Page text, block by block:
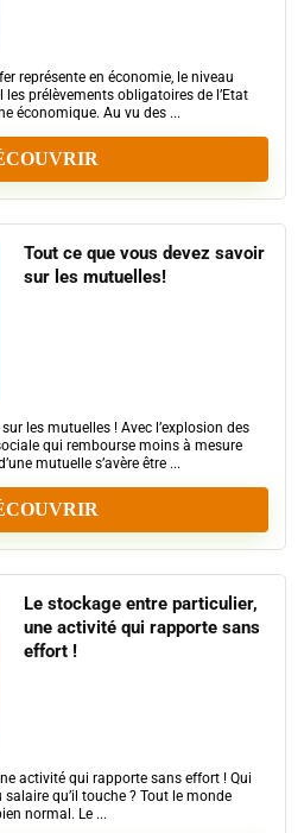
représente en économie, le niveau
prélèvements obligatoires de l’Etat
économique. Au vu des ...
Tout ce que vous devez savoir
sur les mutuelles!
les mutuelles ! Avec l’explosion des
qui rembourse moins à mesure
mutuelle s’avère être ...
Le stockage entre particulier,
une activité qui rapporte sans
effort !
activité qui rapporte sans effort ! Qui
qu’il touche ? Tout le monde
normal. Le ...